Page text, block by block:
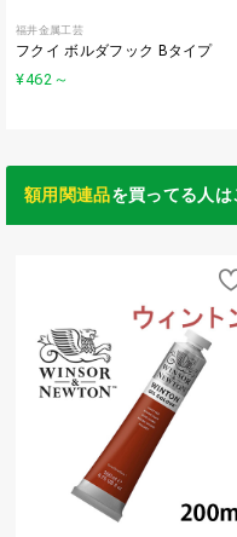
福井金属工芸
フクイ ボルダフック Bタイプ
¥462 ～
額用関連品を買ってる人